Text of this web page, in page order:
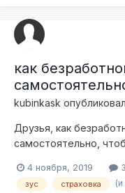
как
kubinkask
Друзья, как
самостоятельно,
4 ноября, 2019
зус страховка